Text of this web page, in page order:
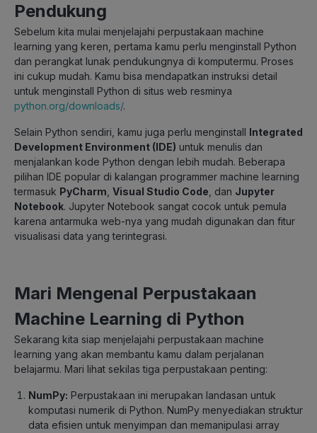
Pendukung
Sebelum kita mulai menjelajahi perpustakaan machine
learning yang keren, pertama kamu perlu menginstall Python
dan perangkat lunak pendukungnya di komputermu. Proses
ini cukup mudah. Kamu bisa mendapatkan instruksi detail
untuk menginstall Python di situs web resminya
python.org/downloads/.
Selain Python sendiri, kamu juga perlu menginstall Integrated
Development Environment (IDE) untuk menulis dan
menjalankan kode Python dengan lebih mudah. Beberapa
pilihan IDE popular di kalangan programmer machine learning
termasuk PyCharm Visual Studio Code , dan Jupyter
Notebook. Jupyter Notebook sangat cocok untuk pemula
karena antarmuka web-nya yang mudah digunakan dan fitur
visualisasi data yang terintegrasi.
Mari Mengenal Perpustakaan
Machine Learning di Python
Sekarang kita siap menjelajahi perpustakaan machine
learning yang akan membantu kamu dalam perjalanan
belajarmu. Mari lihat sekilas tiga perpustakaan penting:
NumPy: Perpustakaan ini merupakan landasan untuk
komputasi numerik di Python. NumPy menyediakan struktur
data efisien untuk menyimpan dan memanipulasi array